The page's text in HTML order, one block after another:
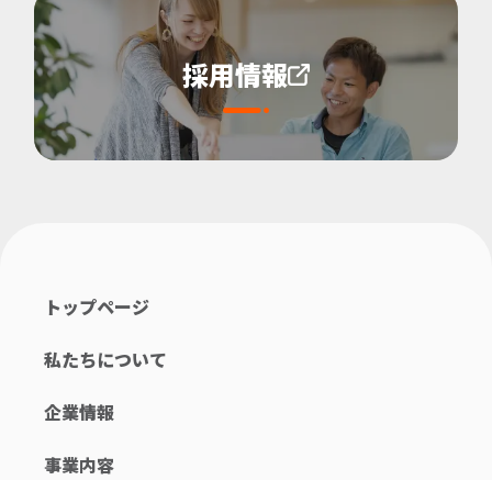
採用情報
トップページ
私たちについて
企業情報
事業内容